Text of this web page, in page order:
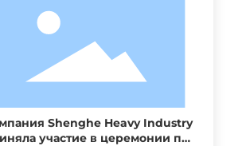
Shenghe Heavy Industry
участие в церемонии по